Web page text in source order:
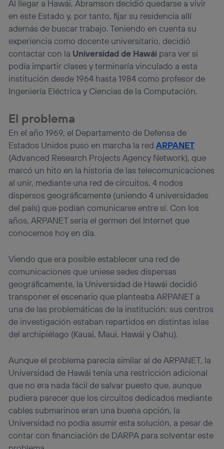
Al llegar a Hawái, Abramson decidió quedarse a vivir
en este Estado y, por tanto, fijar su residencia allí
además de buscar trabajo. Teniendo en cuenta su
experiencia como docente universitario, decidió
contactar con la Universidad de Hawái para ver si
podía impartir clases y terminaría vinculado a esta
institución desde 1964 hasta 1984 como profesor de
Ingeniería Eléctrica y Ciencias de la Computación.
El problema
En el año 1969, el Departamento de Defensa de
Estados Unidos puso en marcha la redARPANET
(Advanced Research Projects Agency Network), que
marcó un hito en la historia de las telecomunicaciones
al unir, mediante una red de circuitos, 4 nodos
dispersos geográficamente (uniendo 4 universidades
del país) que podían comunicarse entre sí. Con los
años, ARPANET sería el germen del Internet que
conocemos hoy en día.
Viendo que era posible establecer una red de
comunicaciones que uniese sedes dispersas
geográficamente, la Universidad de Hawái decidió
transponer el escenario que planteaba ARPANET a
una de las problemáticas de la institución: sus centros
de investigación estaban repartidos en distintas islas
del archipiélago (Kauai, Maui, Hawái y Oahu).
Aunque el problema parecía similar al de ARPANET, la
Universidad de Hawái tenía una restricción adicional
que no era nada fácil de salvar puesto que, aunque
pudiera parecer que los circuitos dedicados mediante
cables submarinos eran una buena opción, la
Universidad no podía asumir esta solución, a pesar de
contar con financiación de DARPA para solventar este
navegación del usuario del móvil.
Puedes gestionar los consentimientos Utiq seleccionando
“Administrar Utiq” en la parte inferior de esta página web o
visitando el portal de privacidad de Utiq
(“consenthub”). Para más información, consulta
la política de privacidad de Utiq.